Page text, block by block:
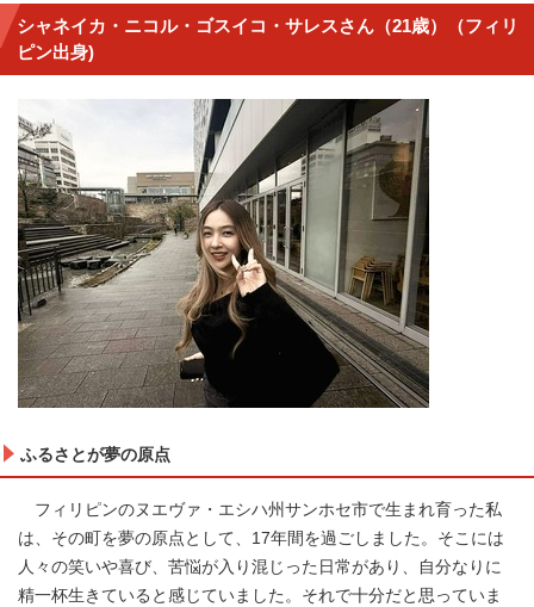
シャネイカ・ニコル・ゴスイコ・サレスさん（21歳）（フィリ
ピン出身)
ふるさとが夢の原点
フィリピンのヌエヴァ・エシハ州サンホセ市で生まれ育った私
は、その町を夢の原点として、17年間を過ごしました。そこには
人々の笑いや喜び、苦悩が入り混じった日常があり、自分なりに
精一杯生きていると感じていました。それで十分だと思っていま